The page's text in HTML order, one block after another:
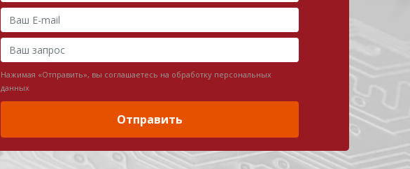
Нажимая «Отправить», вы соглашаетесь на обработку персональных
данных
Отправить